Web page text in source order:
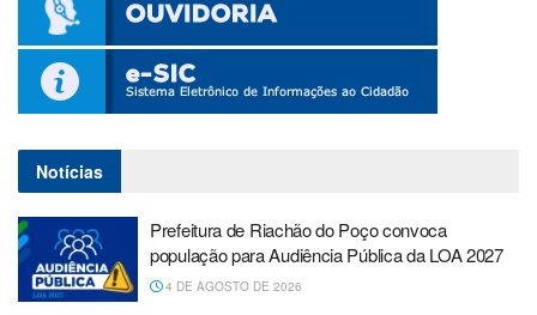
Notícias
Prefeitura de Riachão do Poço convoca
população para Audiência Pública da LOA 2027
4 DE AGOSTO DE 2026